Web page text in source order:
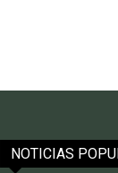
NOTICIAS